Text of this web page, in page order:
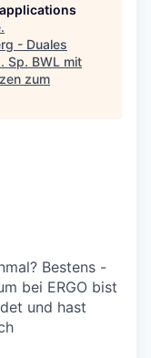
.
- Duales
Sp. BWL mit
zum
Bestens -
bei ERGO bist
und hast